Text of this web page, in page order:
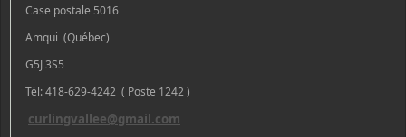
Case postale 5016
Amqui (Québec)
G5J 3S5
Tél: 418-629-4242 ( Poste 1242 )
curlingvallee@gmail.com